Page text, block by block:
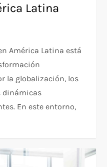
Latina
América Latina está
la globalización, los
dinámicas
En este entorno,